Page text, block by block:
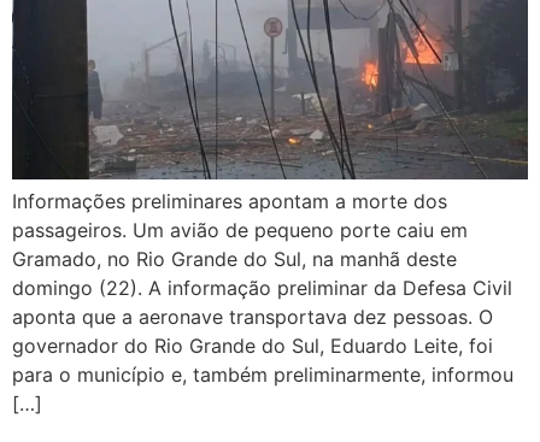
Informações preliminares apontam a morte dos
passageiros. Um avião de pequeno porte caiu em
Gramado, no Rio Grande do Sul, na manhã deste
domingo (22). A informação preliminar da Defesa Civil
aponta que a aeronave transportava dez pessoas. O
governador do Rio Grande do Sul, Eduardo Leite, foi
para o município e, também preliminarmente, informou
[…]